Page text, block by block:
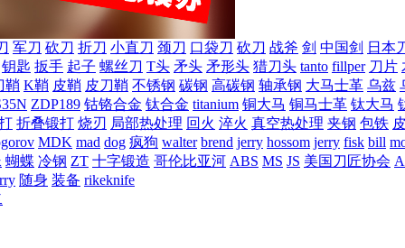
军刀 砍刀 折刀 小直刀 颈刀 口袋刀 砍刀 战斧 剑 中国剑 日本
钥匙 扳手 起子 螺丝刀 T头 矛头 矛形头 猎刀头 tanto fillper 刀片
鞘 K鞘 皮鞘 皮刀鞘 不锈钢 碳钢 高碳钢 轴承钢 大马士革 乌兹
ZDP189 钴铬合金 钛合金 titanium 铜大马 铜马士革 钛大马
折叠锻打 烧刃 局部热处理 回火 淬火 真空热处理 夹钢 包铁
MDK mad dog 疯狗 walter brend jerry hossom jerry fisk bill
蝴蝶 冷钢 ZT 十字锻造 哥伦比亚河 ABS MS JS 美国刀匠协会
随身 装备 rikeknife